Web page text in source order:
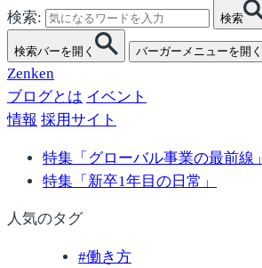
検索:
検索
検索バーを開く バーガーメニューを開く
Zenken
ブログとは イベント
情報 採用サイト
特集「グローバル事業の最前線」
特集「新卒1年目の日常」
人気のタグ
#働き方